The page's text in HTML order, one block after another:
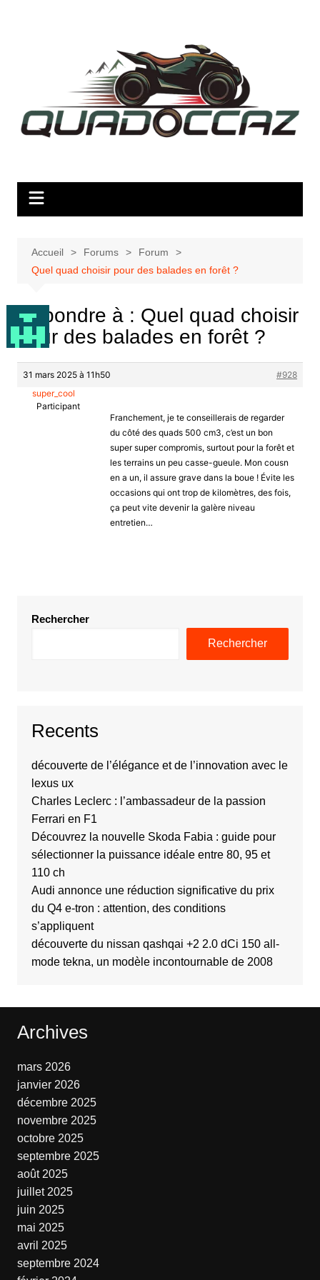
Accueil Forums
Forum
Quel quad choisir pour des balades en forêt ?
Répondre à : Quel quad choisir
pour des balades en forêt ?
31 mars 2025 à 11h50
#928
super_cool
Participant
Franchement, je te conseillerais de regarder
du côté des quads 500 cm3, c’est un bon
super super compromis, surtout pour la forêt et
les terrains un peu casse-gueule. Mon cousn
en a un, il assure grave dans la boue ! Évite les
occasions qui ont trop de kilomètres, des fois,
ça peut vite devenir la galère niveau
entretien…
Rechercher
Rechercher
Recents
découverte de l’élégance et de l’innovation avec le
lexus ux
Charles Leclerc : l’ambassadeur de la passion
Ferrari en F1
Découvrez la nouvelle Skoda Fabia : guide pour
sélectionner la puissance idéale entre 80, 95 et
110 ch
Audi annonce une réduction significative du prix
du Q4 e-tron : attention, des conditions
s’appliquent
découverte du nissan qashqai +2 2.0 dCi 150 all-
mode tekna, un modèle incontournable de 2008
Archives
mars 2026
janvier 2026
décembre 2025
novembre 2025
octobre 2025
septembre 2025
août 2025
juillet 2025
juin 2025
mai 2025
avril 2025
septembre 2024